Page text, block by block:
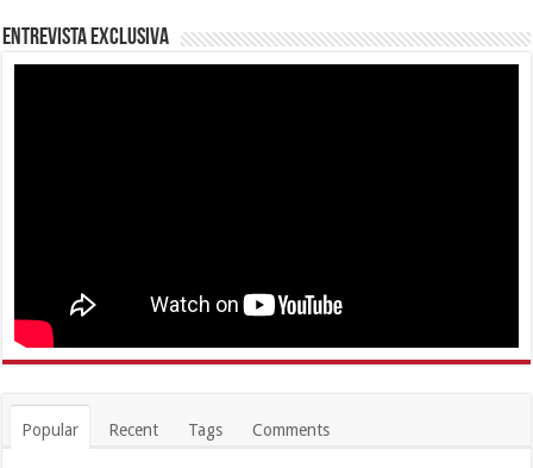
Entrevista Exclusiva
Popular Recent Tags Comments